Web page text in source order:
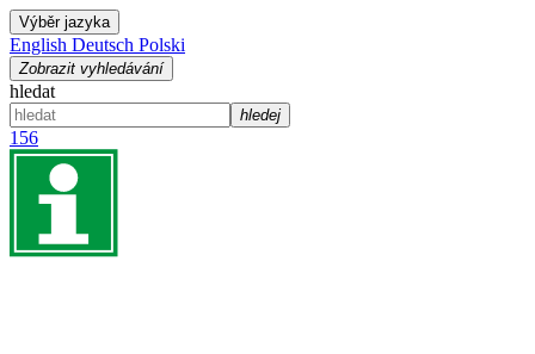
Výběr jazyka
English Deutsch Polski
Zobrazit vyhledávání
hledat
hledej
156